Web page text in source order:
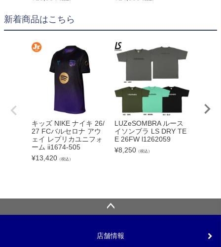
新着商品はこちら
キッズ NIKE ナイキ 26/
27 FCバルセロナ アウ
ェイ レプリカユニフォ
ーム ii1674-505
¥13,420 （税込）
LUZeSOMBRA ルース
イソンブラ LS DRY TE
E 26FW l1262059
¥8,250 （税込）
店舗情報